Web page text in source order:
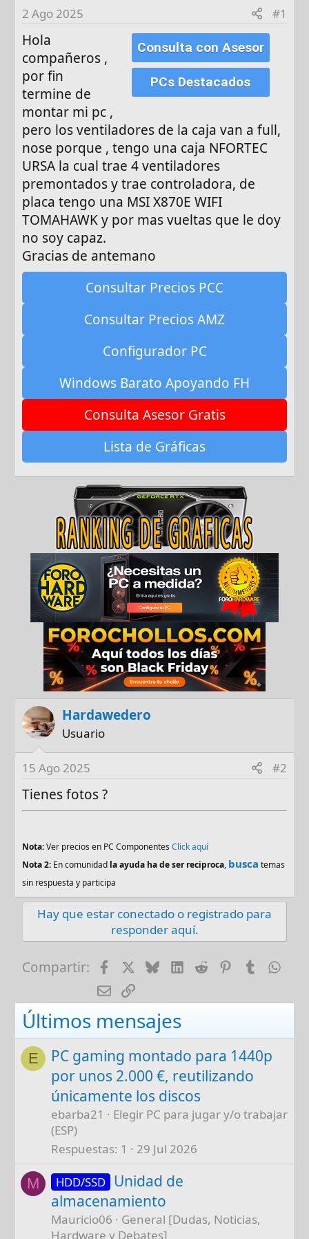
e
2 Ago 2025 #1
Consulta con Asesor
PCs Destacados
Hola
compañeros ,
por fin
termine de
montar mi pc ,
pero los ventiladores de la caja van a full,
nose porque , tengo una caja NFORTEC
URSA la cual trae 4 ventiladores
premontados y trae controladora, de
placa tengo una MSI X870E WIFI
TOMAHAWK y por mas vueltas que le doy
no soy capaz.
Gracias de antemano
Consultar Precios PCC
Consultar Precios AMZ
Configurador PC
Windows Barato Apoyando FH
Consulta Asesor Gratis
Lista de Gráficas
Hardawedero
Usuario
15 Ago 2025 #2
Tienes fotos ?
Nota:Ver precios en PC ComponentesClick aquí
Nota 2: En comunidad la ayuda ha de ser reciproca, busca temas
sin respuesta y participa
Hay que estar conectado o registrado para
responder aquí.
Compartir: FacebookBlueskyLinkedIn
RedditPinterest
Tumblr
E-mailEnlace
Últimos mensajes
E
PC gaming montado para 1440p
por unos 2.000 €, reutilizando
únicamente los discos
ebarba21
Elegir PC para jugar y/o trabajar
(ESP)
Respuestas 1 29 Jul 2026
M HDD/SSD Unidad de
almacenamiento
Mauricio06
General [Dudas, Noticias,
Hardware y Debates]